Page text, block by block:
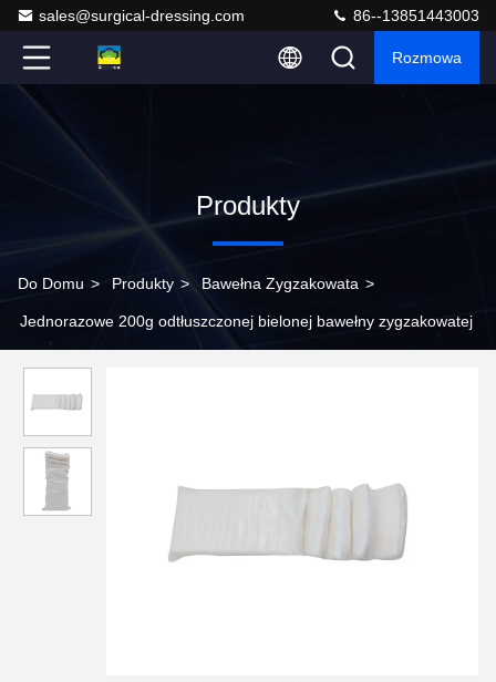
sales@surgical-dressing.com 86--13851443003
Rozmowa
Produkty
Do Domu > Produkty > Bawełna Zygzakowata >
Jednorazowe 200g odtłuszczonej bielonej bawełny zygzakowatej